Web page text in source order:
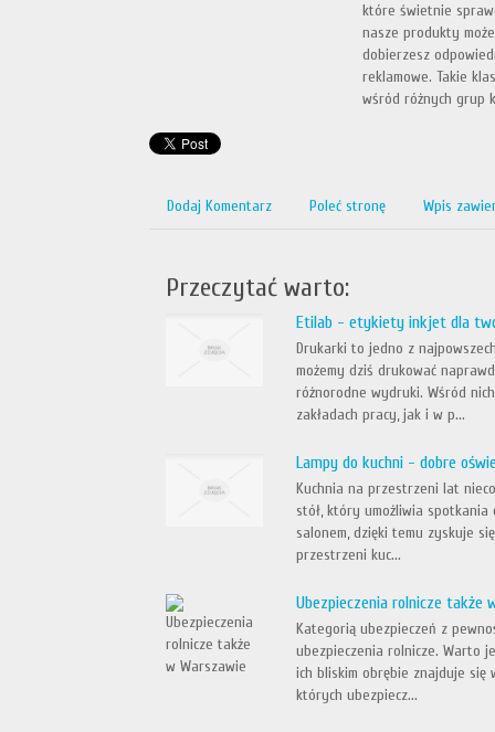
które świetnie
nasze produkty
dobierzesz
reklamowe. Takie
wśród różnych grup
Dodaj Komentarz Poleć stronę Wpis
Przeczytać warto:
Etilab - etykiety inkjet dla
Drukarki to jedno z
możemy dziś drukować
różnorodne wydruki. Wśród
zakładach pracy, jak i w p...
Lampy do kuchni - dobre
Kuchnia na przestrzeni lat
stół, który umożliwia
salonem, dzięki temu zyskuje
przestrzeni kuc...
Ubezpieczenia rolnicze także
Kategorią ubezpieczeń z
ubezpieczenia rolnicze. Warto
ich bliskim obrębie znajduje
których ubezpiecz...